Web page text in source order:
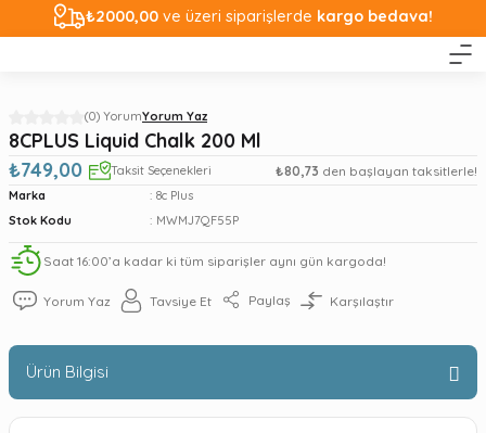
₺2000,00 ve üzeri siparişlerde kargo bedava!
(0) YorumYorum Yaz
8CPLUS Liquid Chalk 200 Ml
₺749,00
Taksit Seçenekleri ₺80,73 den başlayan taksitlerle!
Marka
8c Plus
Stok Kodu
MWMJ7QF55P
Saat 16:00’a kadar ki tüm siparişler aynı gün kargoda!
Yorum Yaz Tavsiye Et Paylaş Karşılaştır
Ürün Bilgisi